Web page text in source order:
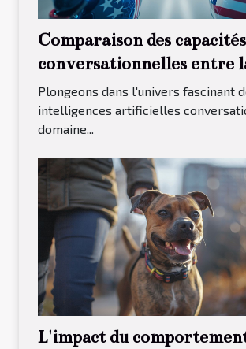
Comparaison des
conversationnelles entre
et les États-Unis
Plongeons dans l'univers fascinant
intelligences artificielles
domaine...
L'impact du